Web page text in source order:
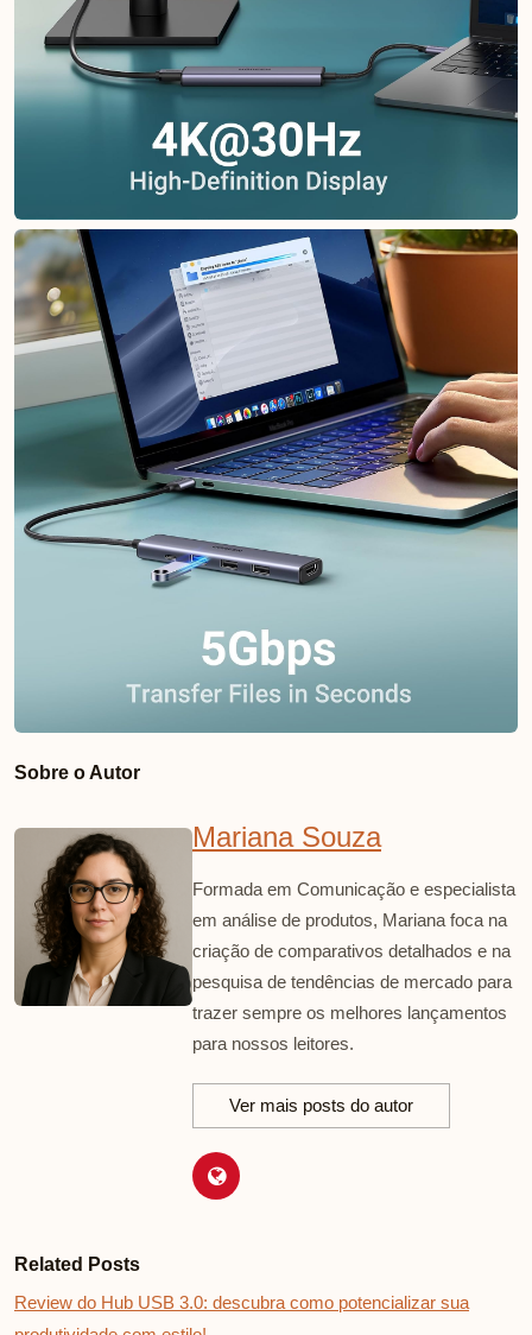
Sobre o Autor
Mariana Souza
Formada em Comunicação e especialista
em análise de produtos, Mariana foca na
criação de comparativos detalhados e na
pesquisa de tendências de mercado para
trazer sempre os melhores lançamentos
para nossos leitores.
Ver mais posts do autor
Related Posts
Review do Hub USB 3.0: descubra como potencializar sua